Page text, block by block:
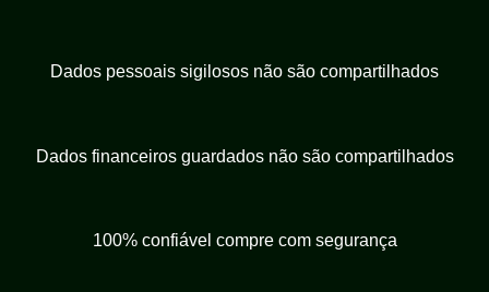
Dados pessoais sigilosos não são compartilhados
Dados financeiros guardados não são compartilhados
100% confiável compre com segurança